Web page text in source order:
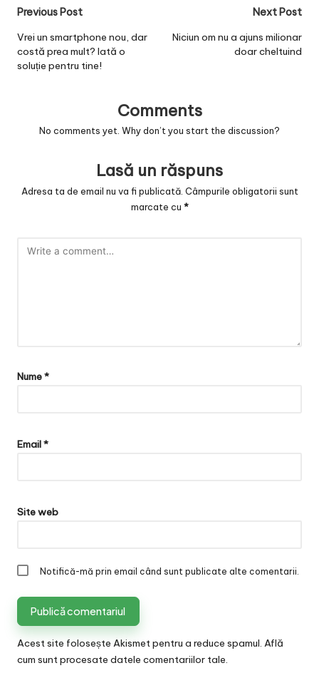
Post
navigation
Previous Post
Vrei un smartphone nou, dar
costă prea mult? Iată o
soluție pentru tine!
Next Post
Niciun om nu a ajuns milionar
doar cheltuind
Comments
No comments yet. Why don’t you start the discussion?
Lasă un răspuns
Adresa ta de email nu va fi publicată. Câmpurile obligatorii sunt
marcate cu *
Nume*
Email*
Site web
Notifică-mă prin email când sunt publicate alte comentarii.
Acest site folosește Akismet pentru a reduce spamul. Află
cum sunt procesate datele comentariilor tale.